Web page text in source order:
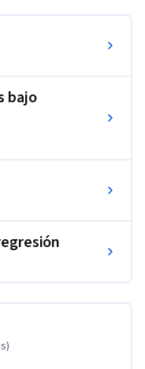
el primer paso es
y procesar la
objetivo de este
habilidades
a través del
y en el uso
inferencia estadística
intuición, su uso y
bajo
)